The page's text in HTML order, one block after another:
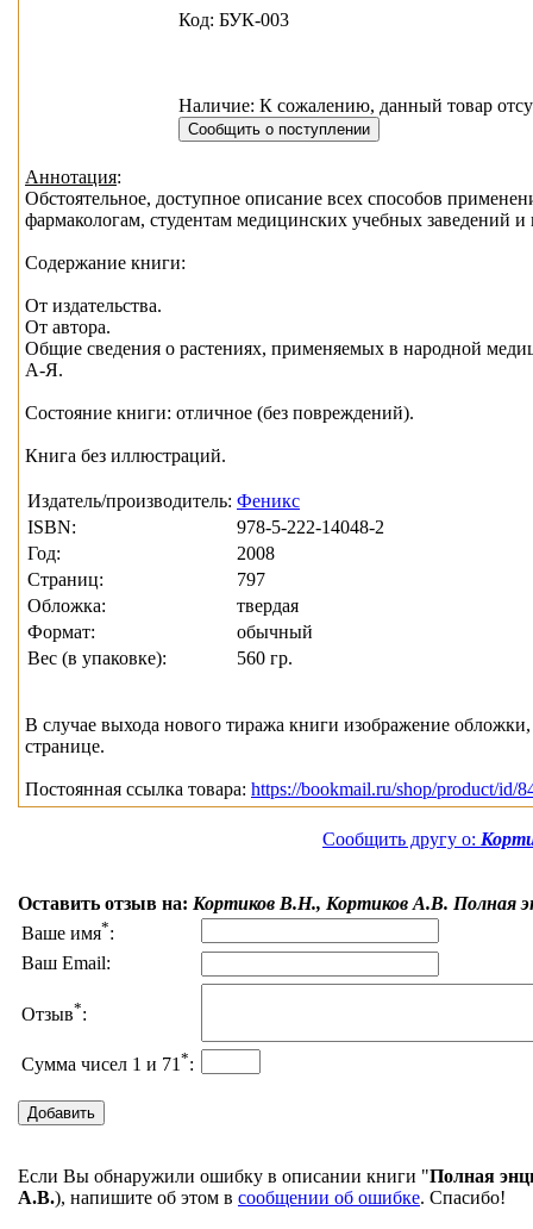
Код: БУК-003
Наличие: К сожалению, данный товар
Аннотация:
Обстоятельное, доступное описание всех способов
фармакологам, студентам медицинских учебных заведений
Содержание книги:
От издательства.
От автора.
Общие сведения о растениях, применяемых в народной
А-Я.
Состояние книги: отличное (без повреждений).
Книга без иллюстраций.
Издатель/производитель: Феникс
ISBN:
978-5-222-14048-2
Год:
2008
Страниц:
797
Обложка:
твердая
Формат:
обычный
Вес (в упаковке):
560 гр.
В случае выхода нового тиража книги изображение
странице.
Постоянная ссылка товара: https://bookmail.ru/shop/product/id/
Сообщить другу о:
Оставить отзыв на: Кортиков В.Н., Кортиков А.В. Полная
Ваше имя*:
Ваш Email:
Отзыв*:
Сумма чисел 1 и 71*:
Если Вы обнаружили ошибку в описании книги "Полная
А.В.), напишите об этом в сообщении об ошибке. Спасибо!